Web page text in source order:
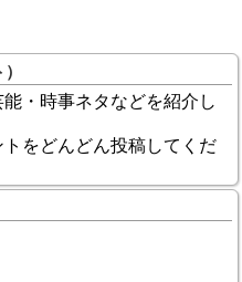
・時事ネタなどを紹介し
トをどんどん投稿してくだ